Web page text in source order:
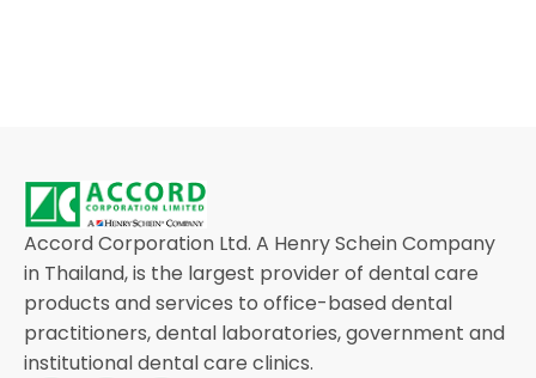
Accord Corporation Ltd. A Henry Schein Company
in Thailand, is the largest provider of dental care
products and services to office-based dental
practitioners, dental laboratories, government and
institutional dental care clinics.